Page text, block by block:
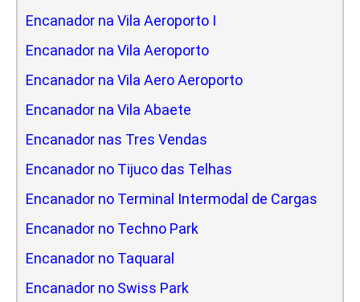
Encanador na Vila Aeroporto I
Encanador na Vila Aeroporto
Encanador na Vila Aero Aeroporto
Encanador na Vila Abaete
Encanador nas Tres Vendas
Encanador no Tijuco das Telhas
Encanador no Terminal Intermodal de Cargas
Encanador no Techno Park
Encanador no Taquaral
Encanador no Swiss Park